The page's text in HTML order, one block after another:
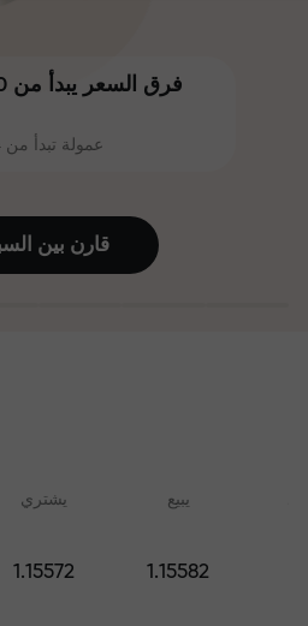
عمولة تبدأ من 4 دولارات لكل قطعة
عناصر الحماس
التداول، ويعمل
لتحقيق أهداف طموحة.
إنستا فوركس على
بوك أو رحلة أحلامه
خسائرك ويضمن
ثلاث مرات
قارن بين
يشتري يبيع
1.15572 1.15582